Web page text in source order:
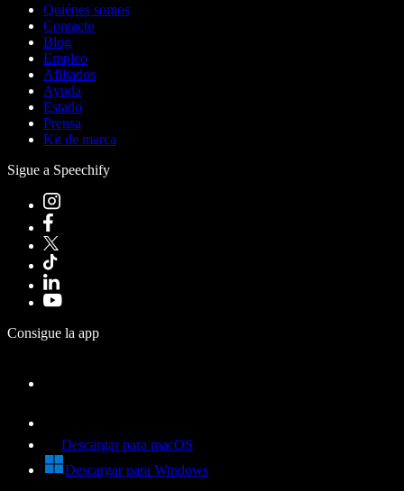
Quiénes somos
Contacto
Blog
Empleo
Afiliados
Ayuda
Estado
Prensa
Kit de marca
Sigue a Speechify
Consigue la app
Descargar para macOS
Descargar para Windows